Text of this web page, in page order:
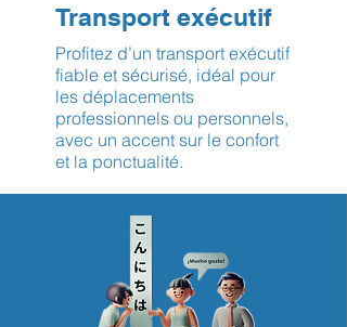
Transport exécutif
Profitez d’un transport exécutif
fiable et sécurisé, idéal pour
les déplacements
professionnels ou personnels,
avec un accent sur le confort
et la ponctualité.